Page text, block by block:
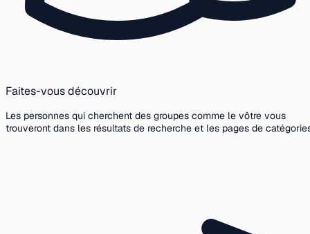
Faites-vous découvrir
Les personnes qui cherchent des groupes comme le vôtre vous
trouveront dans les résultats de recherche et les pages de